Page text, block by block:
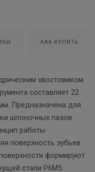
КАК КУПИТЬ
хвостовиком
составляет 22
Предназначена для
шпоночных пазов.
работы
поверхность зубьев
формируют
стали Р6М5